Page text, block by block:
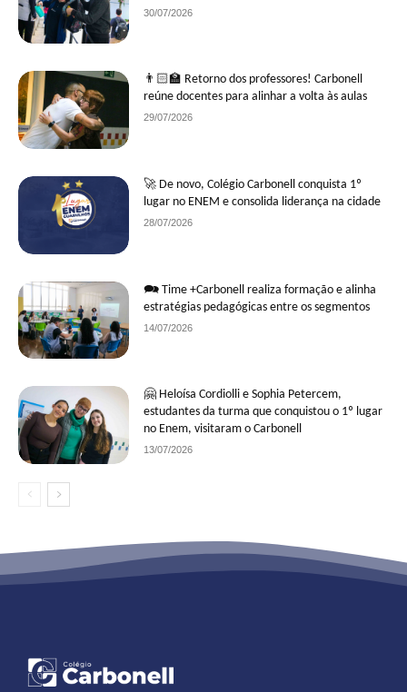
30/07/2026
👨🏻‍🏫 Retorno dos professores! Carbonell
reúne docentes para alinhar a volta às aulas
29/07/2026
🚀 De novo, Colégio Carbonell conquista 1º
lugar no ENEM e consolida liderança na cidade
28/07/2026
🗪 Time +Carbonell realiza formação e alinha
estratégias pedagógicas entre os segmentos
14/07/2026
🤗 Heloísa Cordiolli e Sophia Petercem,
estudantes da turma que conquistou o 1º lugar
no Enem, visitaram o Carbonell
13/07/2026